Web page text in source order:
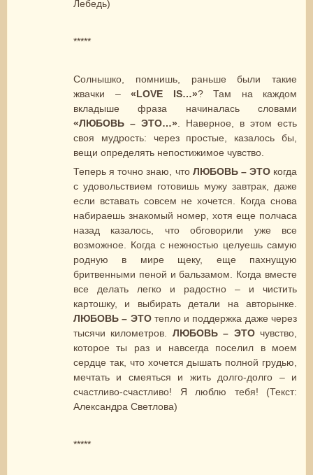
Лебедь)
*****
Солнышко, помнишь, раньше были такие
жвачки – «LOVE IS…»? Там на каждом
вкладыше фраза начиналась словами
«ЛЮБОВЬ – ЭТО…» . Наверное, в этом есть
своя мудрость: через простые, казалось бы,
вещи определять непостижимое чувство.
Теперь я точно знаю, что ЛЮБОВЬ – ЭТО когда
с удовольствием готовишь мужу завтрак, даже
если вставать совсем не хочется. Когда снова
набираешь знакомый номер, хотя еще полчаса
назад казалось, что обговорили уже все
возможное. Когда с нежностью целуешь самую
родную в мире щеку, еще пахнущую
бритвенными пеной и бальзамом. Когда вместе
все делать легко и радостно – и чистить
картошку, и выбирать детали на авторынке.
ЛЮБОВЬ – ЭТОтепло и поддержка даже через
тысячи километров. ЛЮБОВЬ – ЭТОчувство,
которое ты раз и навсегда поселил в моем
сердце так, что хочется дышать полной грудью,
мечтать и смеяться и жить долго-долго – и
счастливо-счастливо! Я люблю тебя! (Текст:
Александра Светлова)
*****